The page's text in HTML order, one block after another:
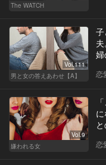
The WATCH
Vol.111
男と女の答えあわせ【A】
恋
Vol.9
嫌われる女
恋